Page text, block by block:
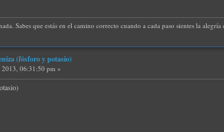
Sabes que estás en el camino correcto cuando a cada paso sientes la
(fósforo y potasio)
2013, 06:31:50 pm »